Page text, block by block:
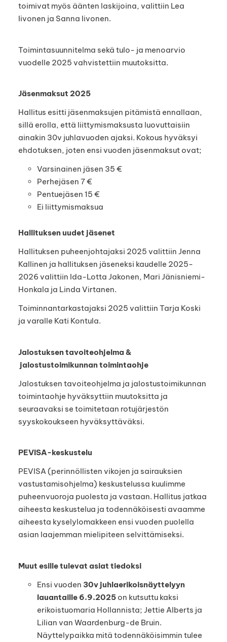
toimivat myös äänten laskijoina, valittiin Lea
Iivonen ja Sanna Iivonen.
Toimintasuunnitelma sekä tulo- ja menoarvio
vuodelle 2025 vahvistettiin muutoksitta.
Jäsenmaksut 2025
Hallitus esitti jäsenmaksujen pitämistä ennallaan,
sillä erolla, että liittymismaksusta luovuttaisiin
ainakin 30v juhlavuoden ajaksi. Kokous hyväksyi
ehdotuksen, joten ensi vuoden jäsenmaksut ovat;
Varsinainen jäsen 35 €
Perhejäsen 7 €
Pentuejäsen 15 €
Ei liittymismaksua
Hallituksen uudet jäsenet
Hallituksen puheenjohtajaksi 2025 valittiin Jenna
Kallinen ja hallituksen jäseneksi kaudelle 2025-
2026 valittiin Ida-Lotta Jakonen, Mari Jänisniemi-
Honkala ja Linda Virtanen.
Toiminnantarkastajaksi 2025 valittiin Tarja Koski
ja varalle Kati Kontula.
Jalostuksen tavoiteohjelma &
jalostustoimikunnan toimintaohje
Jalostuksen tavoiteohjelma ja jalostustoimikunnan
toimintaohje hyväksyttiin muutoksitta ja
seuraavaksi se toimitetaan rotujärjestön
syyskokoukseen hyväksyttäväksi.
PEVISA-keskustelu
PEVISA (perinnöllisten vikojen ja sairauksien
vastustamisohjelma) keskustelussa kuulimme
puheenvuoroja puolesta ja vastaan. Hallitus jatkaa
aiheesta keskustelua ja todennäköisesti avaamme
aiheesta kyselylomakkeen ensi vuoden puolella
asian laajemman mielipiteen selvittämiseksi.
Muut esille tulevat asiat tiedoksi
Ensi vuoden 30v juhlaerikoisnäyttelyyn
lauantaille 6.9.2025on kutsuttu kaksi
erikoistuomaria Hollannista; Jettie Alberts ja
Lilian van Waardenburg-de Bruin.
Näyttelypaikka mitä todennäköisimmin tulee